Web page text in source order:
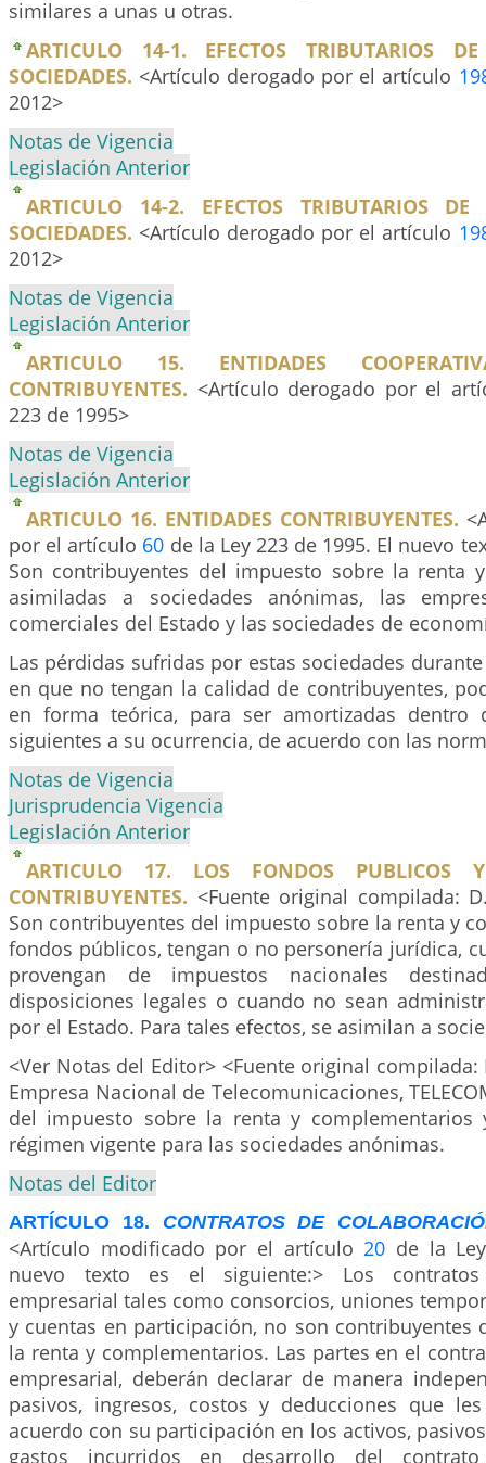
similares a unas u otras.
ARTICULO 14-1. EFECTOS TRIBUTARIOS
SOCIEDADES. <Artículo derogado por el artículo
2012>
Notas de Vigencia
Legislación Anterior
ARTICULO 14-2. EFECTOS TRIBUTARIOS
SOCIEDADES. <Artículo derogado por el artículo
2012>
Notas de Vigencia
Legislación Anterior
ARTICULO 15. ENTIDADES
CONTRIBUYENTES. <Artículo derogado por el
223 de 1995>
Notas de Vigencia
Legislación Anterior
ARTICULO 16. ENTIDADES CONTRIBUYENTES.
por el artículo 60 de la Ley 223 de 1995. El nuevo
Son contribuyentes del impuesto sobre la renta
asimiladas a sociedades anónimas, las
comerciales del Estado y las sociedades de
Las pérdidas sufridas por estas sociedades
en que no tengan la calidad de contribuyentes,
en forma teórica, para ser amortizadas dentro
siguientes a su ocurrencia, de acuerdo con las
Notas de Vigencia
Jurisprudencia Vigencia
Legislación Anterior
ARTICULO 17. LOS FONDOS PUBLICOS
CONTRIBUYENTES. <Fuente original compilada:
Son contribuyentes del impuesto sobre la renta y
fondos públicos, tengan o no personería jurídica,
provengan de impuestos nacionales
disposiciones legales o cuando no sean
por el Estado. Para tales efectos, se asimilan a
<Ver Notas del Editor> <Fuente original compilada:
Empresa Nacional de Telecomunicaciones,
del impuesto sobre la renta y
régimen vigente para las sociedades anónimas.
Notas del Editor
ARTÍCULO 18. CONTRATOS DE
<Artículo modificado por el artículo20 de la
nuevo texto es el siguiente:> Los
empresarial tales como consorcios, uniones
y cuentas en participación, no son contribuyentes
la renta y complementarios. Las partes en el
empresarial, deberán declarar de manera
pasivos, ingresos, costos y deducciones que
acuerdo con su participación en los activos,
gastos incurridos en desarrollo del